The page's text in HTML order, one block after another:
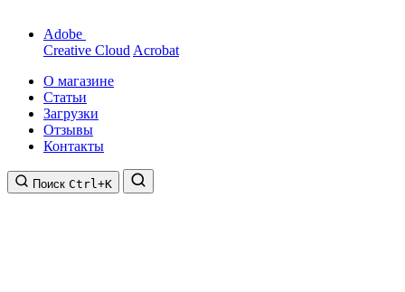
Adobe
Creative Cloud Acrobat
О магазине
Статьи
Загрузки
Отзывы
Контакты
Поиск Ctrl+K